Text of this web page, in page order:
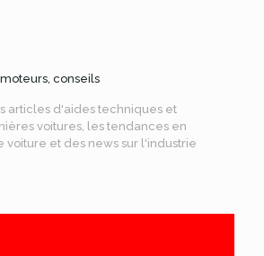
conseils
articles d'aides techniques et
voitures, les tendances en
voiture et des news sur l'industrie